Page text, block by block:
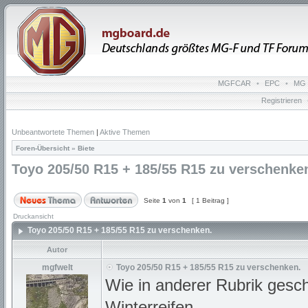
MGFCAR • EPC • MG
Registrieren
Unbeantwortete Themen | Aktive Themen
Foren-Übersicht » Biete
Toyo 205/50 R15 + 185/55 R15 zu
Seite 1 von 1 [ 1 Beitrag ]
Druckansicht
Toyo 205/50 R15 + 185/55 R15 zu verschenken.
Autor
mgfwelt Toyo 205/50 R15 + 185/55 R15 zu verschenken.
Wie in anderer Rubrik